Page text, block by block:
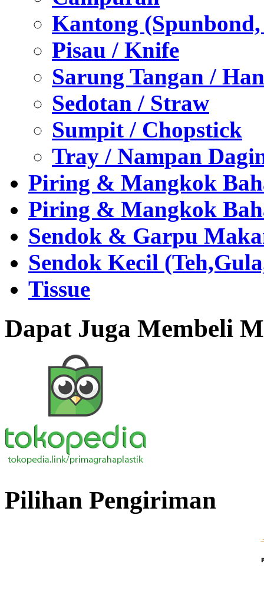
Kantong
Pisau / Knife
Sarung Tangan /
Sedotan / Straw
Sumpit / Chopstick
Tray / Nampan
Piring & Mangkok
Piring & Mangkok
Sendok & Garpu
Sendok Kecil
Tissue
Dapat Juga Membeli
Pilihan Pengiriman